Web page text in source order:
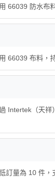
66039 防水
66039 布料
Intertek（天
量為 10 件